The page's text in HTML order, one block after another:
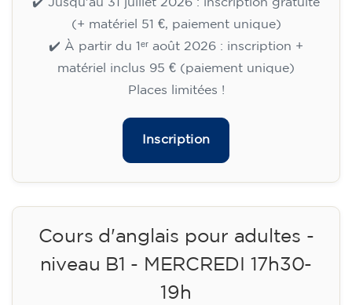
adolescents de 13 à 16 ans -
niveau A2 - MERCREDI 18h-
19h30
113
09/09/2026